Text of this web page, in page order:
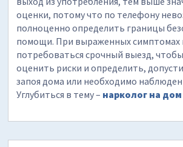
оценки, потому что по телефону
полноценно определить границы
помощи. При выраженных симптомах
потребоваться срочный выезд,
оценить риски и определить,
запоя дома или необходимо
Углубиться в тему – нарколог на